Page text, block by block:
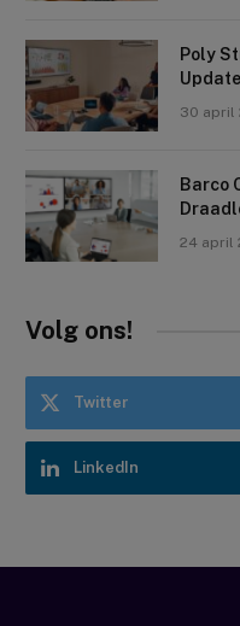
Poly
Update
30 april
Barco
24 april
Volg ons!
Twitter
LinkedIn